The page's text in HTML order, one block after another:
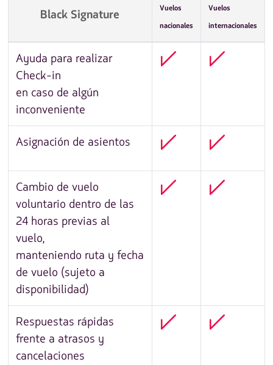
Black Signature
Vuelos
nacionales
Vuelos
internacionales
Ayuda para realizar
Check-in
en caso de algún
inconveniente
Asignación de asientos
Cambio de vuelo
voluntario dentro de las
24 horas previas al
vuelo,
manteniendo ruta y fecha
de vuelo (sujeto a
disponibilidad)
Respuestas rápidas
frente a atrasos y
cancelaciones